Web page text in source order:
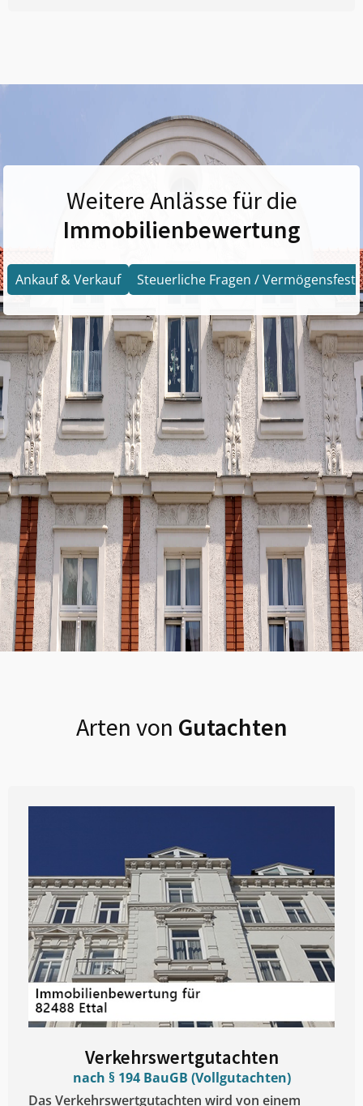
Weitere Anlässe für die
Immobilienbewertung
Ankauf & Verkauf Steuerliche Fragen /
Arten von Gutachten
Verkehrswertgutachten
nach § 194 BauGB (Vollgutachten)
Das Verkehrswertgutachten wird von einem